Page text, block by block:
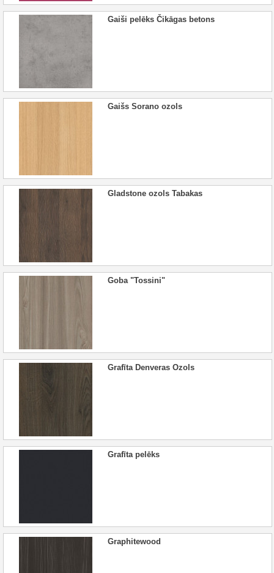
Gaiši pelēks Čikāgas betons
Gaišs Sorano ozols
Gladstone ozols Tabakas
Goba "Tossini"
Grafīta Denveras Ozols
Grafīta pelēks
Graphitewood